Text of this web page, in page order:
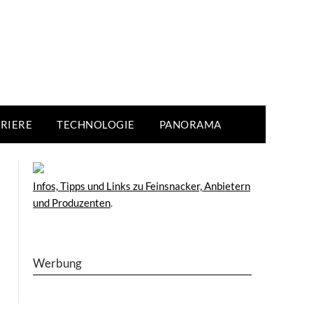
TECHNOLOGIE PANORAMA
Infos, Tipps und Links zu Feinsnacker, Anbietern
und Produzenten.
Werbung